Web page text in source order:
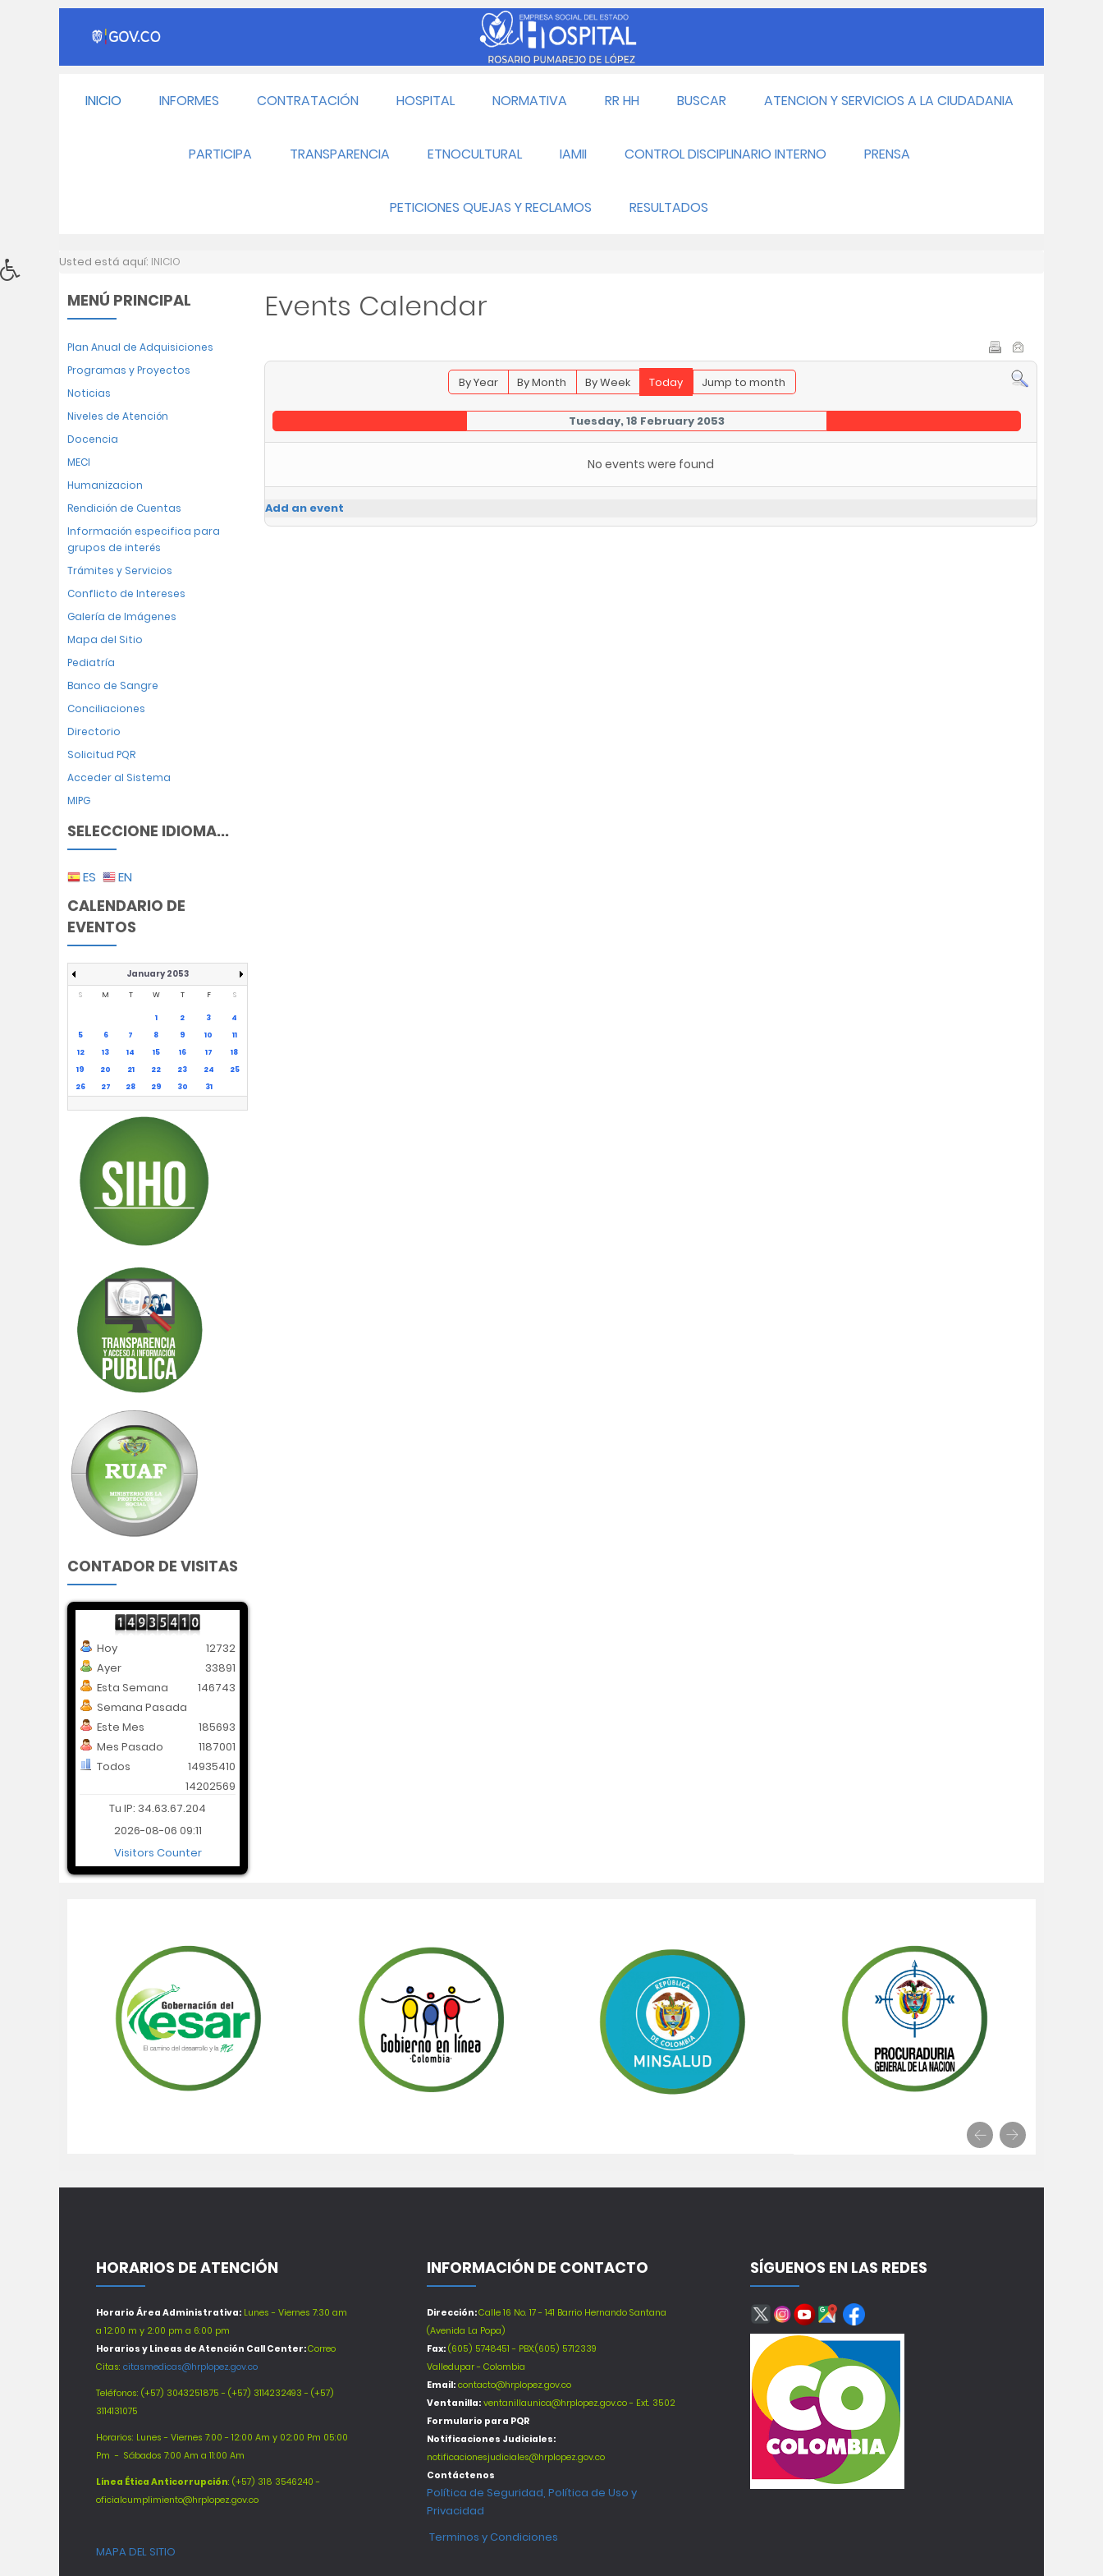
INICIO INFORMES CONTRATACIÓN HOSPITAL NORMATIVA RR HH BUSCAR ATENCION Y SERVICIOS A LA CIUDADANIA
PARTICIPA TRANSPARENCIA ETNOCULTURAL IAMII CONTROL DISCIPLINARIO INTERNO PRENSA
PETICIONES QUEJAS Y RECLAMOS RESULTADOS
Usted está aquí: INICIO
MENÚ PRINCIPAL
Plan Anual de Adquisiciones
Programas y Proyectos
Noticias
Niveles de Atención
Docencia
MECI
Humanizacion
Rendición de Cuentas
Información especifica para
grupos de interés
Trámites y Servicios
Conflicto de Intereses
Galería de Imágenes
Mapa del Sitio
Pediatría
Banco de Sangre
Conciliaciones
Directorio
Solicitud PQR
Acceder al Sistema
MIPG
SELECCIONE IDIOMA...
ES EN
CALENDARIO DE
EVENTOS
January 2053
S M T W T F S
1 2 3
4
5
6 7 8 9 10
11
12
13 14 15 16 17
18
19
20 21 22 23 24
25
26
27 28 29 30 31
CONTADOR DE VISITAS
Hoy
Ayer
Esta Semana
Semana Pasada
Este Mes
Mes Pasado
Todos
12732
33891
146743
14202569
185693
1187001
14935410
Tu IP: 34.63.67.204
2026-08-06 09:11
Visitors Counter
Events Calendar
By Year By Month By Week Today Jump to month
Tuesday, 18 February 2053
No events were found
Add an event
HORARIOS DE ATENCIÓN
Horario Área Administrativa: Lunes - Viernes 7:30 am
a 12:00 m y 2:00 pm a 6:00 pm
Horarios y Lineas de Atención Call Center:Correo
Citas: citasmedicas@hrplopez.gov.co
Teléfonos: (+57) 3043251875 - (+57) 3114232493 - (+57)
3114131075
Horarios: Lunes - Viernes 7:00 - 12:00 Am y 02:00 Pm 05:00
Pm - Sábados 7:00 Am a 11:00 Am
Línea Ética Anticorrupción: (+57) 318 3546240 -
oficialcumplimiento@hrplopez.gov.co
MAPA DEL SITIO
INFORMACIÓN DE CONTACTO
Dirección:Calle 16 No. 17 - 141 Barrio Hernando Santana
(Avenida La Popa)
Fax: (605) 5748451 - PBX:(605) 5712339
Valledupar - Colombia
Email: contacto@hrplopez.gov.co
Ventanilla: ventanillaunica@hrplopez.gov.co - Ext. 3502
Formulario para PQR
Notificaciones Judiciales:
notificacionesjudiciales@hrplopez.gov.co
Contáctenos
Política de Seguridad, Política de Uso y
Privacidad
Terminos y Condiciones
SÍGUENOS EN LAS REDES